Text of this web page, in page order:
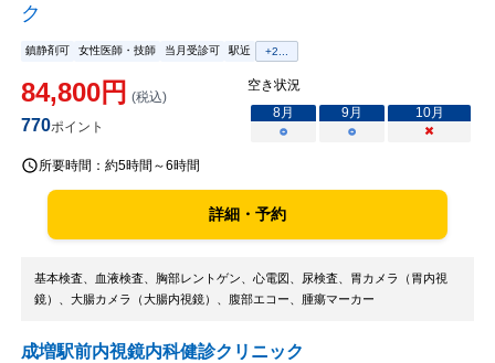
ク
鎮静剤可 女性医師・技師 当月受診可 駅近 +2...
84,800円 (税込)
770ポイント
空き状況
8月 9月 10月
○
○ ×
所要時間： 約5時間～6時間
詳細・予約
基本検査、血液検査、胸部レントゲン、心電図、尿検査、胃カメラ（胃内視
鏡）、大腸カメラ（大腸内視鏡）、腹部エコー、腫瘍マーカー
成増駅前内視鏡内科健診クリニック